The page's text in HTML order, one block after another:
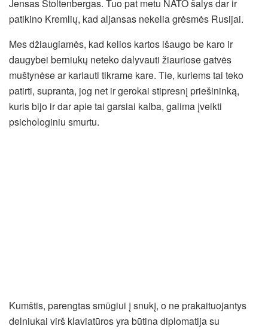
Jensas Stoltenbergas. Tuo pat metu NATO šalys dar ir
patikino Kremlių, kad aljansas nekelia grėsmės Rusijai.
Mes džiaugiamės, kad kelios kartos išaugo be karo ir
daugybei berniukų neteko dalyvauti žiauriose gatvės
muštynėse ar kariauti tikrame kare. Tie, kuriems tai teko
patirti, supranta, jog net ir gerokai stipresnį priešininką,
kuris bijo ir dar apie tai garsiai kalba, galima įveikti
psichologiniu smurtu.
Kumštis, parengtas smūgiui į snukį, o ne prakaituojantys
delniukai virš klaviatūros yra būtina diplomatija su